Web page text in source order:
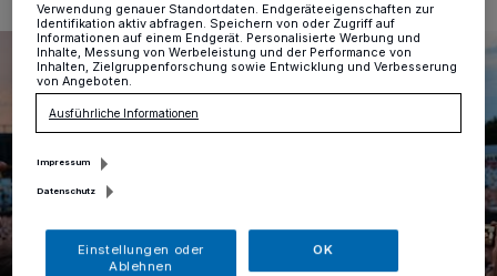
Verwendung genauer Standortdaten. Endgeräteeigenschaften zur
Identifikation aktiv abfragen. Speichern von oder Zugriff auf
Informationen auf einem Endgerät. Personalisierte Werbung und
Inhalte, Messung von Werbeleistung und der Performance von
Inhalten, Zielgruppenforschung sowie Entwicklung und Verbesserung
von Angeboten.
Ausführliche Informationen
Impressum
Datenschutz
Einstellungen oder
Ablehnen
OK